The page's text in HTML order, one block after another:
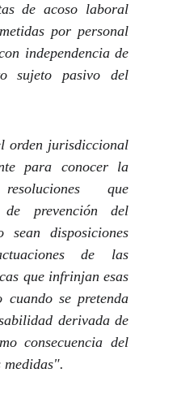
de acoso laboral
por personal
independencia de
sujeto pasivo del
orden jurisdiccional
para conocer la
que
de prevención del
disposiciones
de las
que infrinjan esas
cuando se pretenda
derivada de
consecuencia del
medidas".